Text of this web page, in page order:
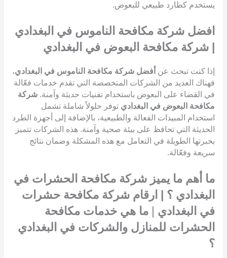
يستخدم كطارد طبيعي للبعوض.
افضل شركة مكافحة الناموس في البغدادي
| شركة مكافحة البعوض في البغدادي
إذا كنت تبحث عن أفضل شركة مكافحة الناموس في البغدادي،
فهناك العديد من الشركات المتخصصة التي تقدم خدمات فعّالة
في القضاء على البعوض باستخدام تقنيات حديثة وآمنة. شركة
مكافحة البعوض في البغدادي توفر حلولاً شاملة تشمل
استخدام المبيدات الفعالة والطبيعية، بالإضافة إلى أجهزة الطرد
الحديثة التي تحافظ على بيئة صحية وآمنة. هذه الشركات تتميز
بخبرتها الطويلة في التعامل مع هذه المشكلة وضمان نتائج
سريعة وفعّالة.
ما أهم ما يميز شركة مكافحة الحشرات في
البغدادي ؟ | ارقام شركة مكافحة حشرات
في البغدادي
ما هي خدمات مكافحة
الحشرات للمنازل والشركات في البغدادي
؟